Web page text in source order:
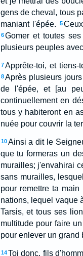
gens de cheval, tous
maniant l'épée.
5
6 Gomer et toutes
plusieurs peuples
7 Apprête-toi, et
8 Après plusieurs
de l'épée, et [au
continuellement en
tous y habiteront en
nuée pour couvrir la
10 Ainsi a dit le
que tu formeras un
murailles; j'envahirai
sans murailles,
pour remettre ta
nations, lequel vaque
Tarsis, et tous ses
multitude pour faire
pour enlever un grand
14 Toi donc, fils